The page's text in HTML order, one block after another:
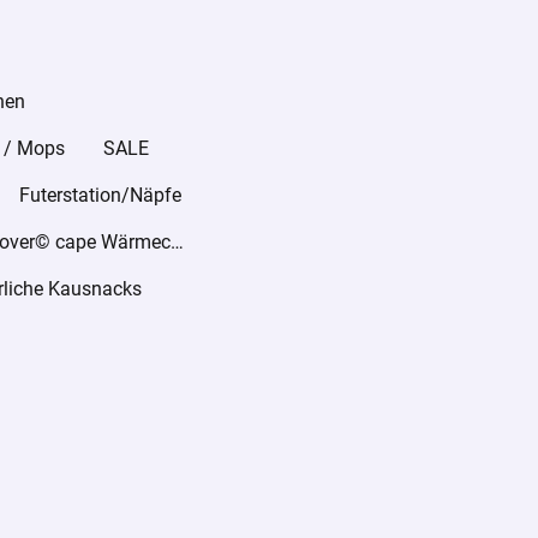
/ Mops SALE
Futerstation/Näpfe
warmover© cape Wärmecape
Kausnacks